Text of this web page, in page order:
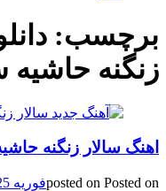
برچسب:
زنگنه حاشیه
اهنگ سالار زنگنه
posted on Posted on فوریه 25, 2017